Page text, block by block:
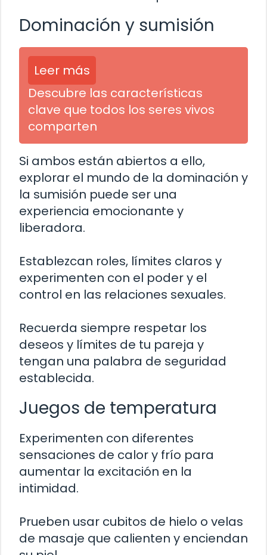
Dominación y sumisión
Leer más
Descubre las características
clave que todos los seres vivos
comparten
Si ambos están abiertos a ello,
explorar el mundo de la dominación y
la sumisión puede ser una
experiencia emocionante y
liberadora.
Establezcan roles, límites claros y
experimenten con el poder y el
control en las relaciones sexuales.
Recuerda siempre respetar los
deseos y límites de tu pareja y
tengan una palabra de seguridad
establecida.
Juegos de temperatura
Experimenten con diferentes
sensaciones de calor y frío para
aumentar la excitación en la
intimidad.
Prueben usar cubitos de hielo o velas
de masaje que calienten y enciendan